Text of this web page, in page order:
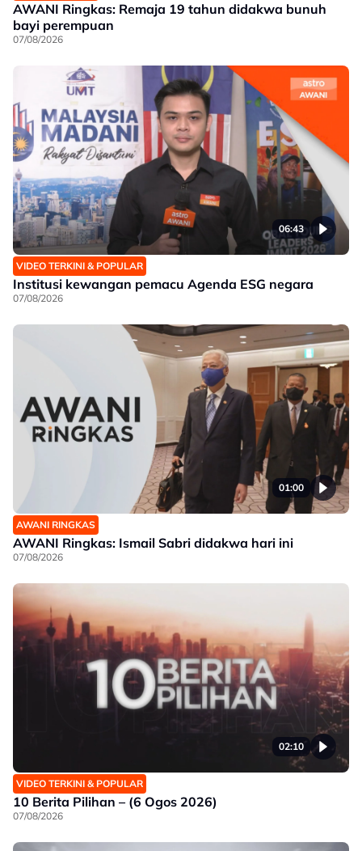
AWANI Ringkas: Remaja 19 tahun didakwa bunuh
bayi perempuan
07/08/2026
06:43
VIDEO TERKINI & POPULAR
Institusi kewangan pemacu Agenda ESG negara
07/08/2026
01:00
AWANI RINGKAS
AWANI Ringkas: Ismail Sabri didakwa hari ini
07/08/2026
02:10
VIDEO TERKINI & POPULAR
10 Berita Pilihan – (6 Ogos 2026)
07/08/2026